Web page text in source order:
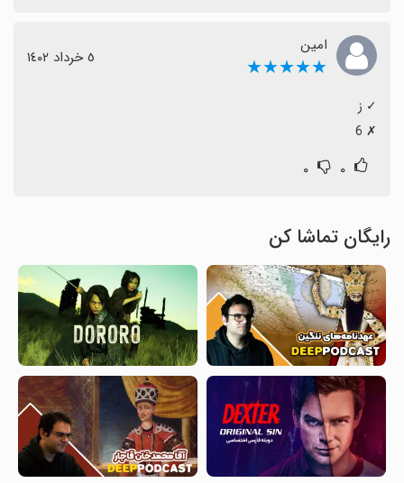
امین
★★★★★ ٥ خرداد ١٤٠٢
‏✗ 6
۰ ۰
رایگان تماشا کن